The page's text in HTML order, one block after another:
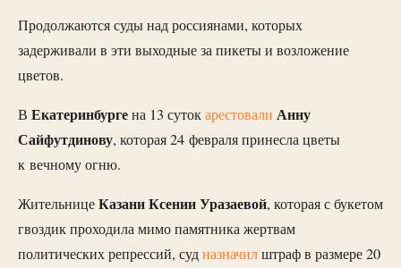
Продолжаются суды над россиянами, которых
задерживали в эти выходные за пикеты и возложение
цветов.
В Екатеринбургена 13 сутокарестовали Анну
Сайфутдинову, которая 24 февраля принесла цветы
к вечному огню.
ЖительницеКазани Ксении Уразаевой, которая с букетом
гвоздик проходила мимо памятника жертвам
политических репрессий, судназначилштраф в размере 20